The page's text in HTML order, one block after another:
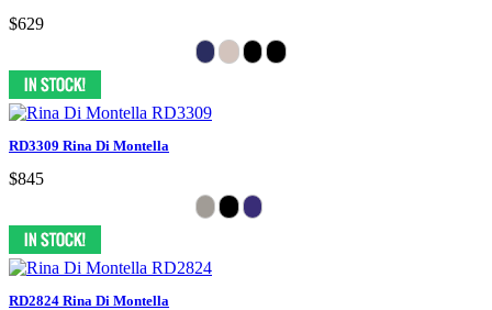
$629
RD3309 Rina Di Montella
$845
RD2824 Rina Di Montella